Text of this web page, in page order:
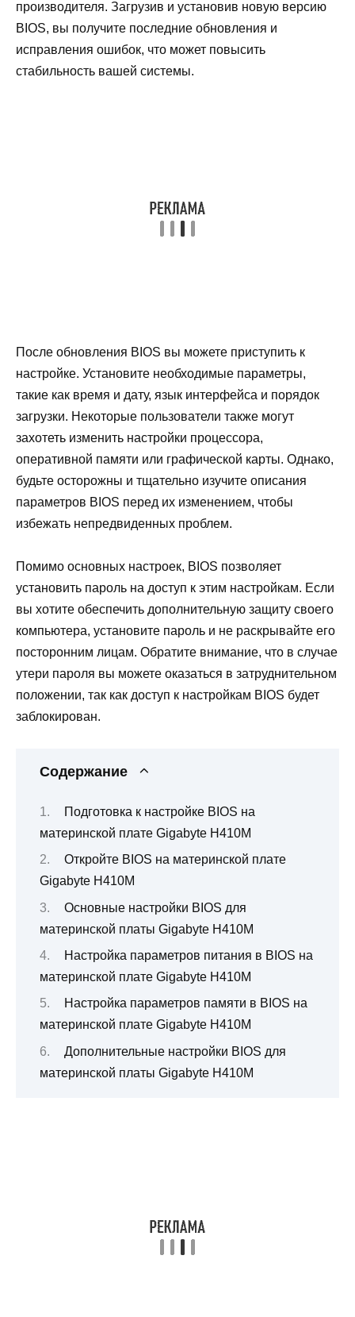
производителя. Загрузив и установив новую версию
BIOS, вы получите последние обновления и
исправления ошибок, что может повысить
стабильность вашей системы.
После обновления BIOS вы можете приступить к
настройке. Установите необходимые параметры,
такие как время и дату, язык интерфейса и порядок
загрузки. Некоторые пользователи также могут
захотеть изменить настройки процессора,
оперативной памяти или графической карты. Однако,
будьте осторожны и тщательно изучите описания
параметров BIOS перед их изменением, чтобы
избежать непредвиденных проблем.
Помимо основных настроек, BIOS позволяет
установить пароль на доступ к этим настройкам. Если
вы хотите обеспечить дополнительную защиту своего
компьютера, установите пароль и не раскрывайте его
посторонним лицам. Обратите внимание, что в случае
утери пароля вы можете оказаться в затруднительном
положении, так как доступ к настройкам BIOS будет
заблокирован.
Содержание
Подготовка к настройке BIOS на
материнской плате Gigabyte H410M
Откройте BIOS на материнской плате
Gigabyte H410M
Основные настройки BIOS для
материнской платы Gigabyte H410M
Настройка параметров питания в BIOS на
материнской плате Gigabyte H410M
Настройка параметров памяти в BIOS на
материнской плате Gigabyte H410M
Дополнительные настройки BIOS для
материнской платы Gigabyte H410M